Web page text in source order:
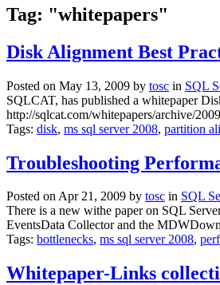
Tag: "whitepapers"
Disk Alignment Best
Posted on May 13, 2009 by tosc in SQL
SQLCAT, has published a whitepaper
http://sqlcat.com/whitepapers/archive/
Tags: disk, ms sql server 2008, partition
Troubleshooting
Posted on Apr 21, 2009 by tosc in SQL
There is a new withe paper on SQL
EventsData Collector and the
Tags: bottlenecks, ms sql server 2008,
Whitepaper-Links